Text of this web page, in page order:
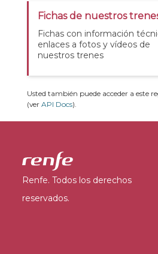
Fichas de nuestros
Fichas con información
enlaces a fotos y vídeos de
nuestros trenes
Usted también puede acceder a este
(ver API Docs).
Renfe. Todos los derechos
reservados.